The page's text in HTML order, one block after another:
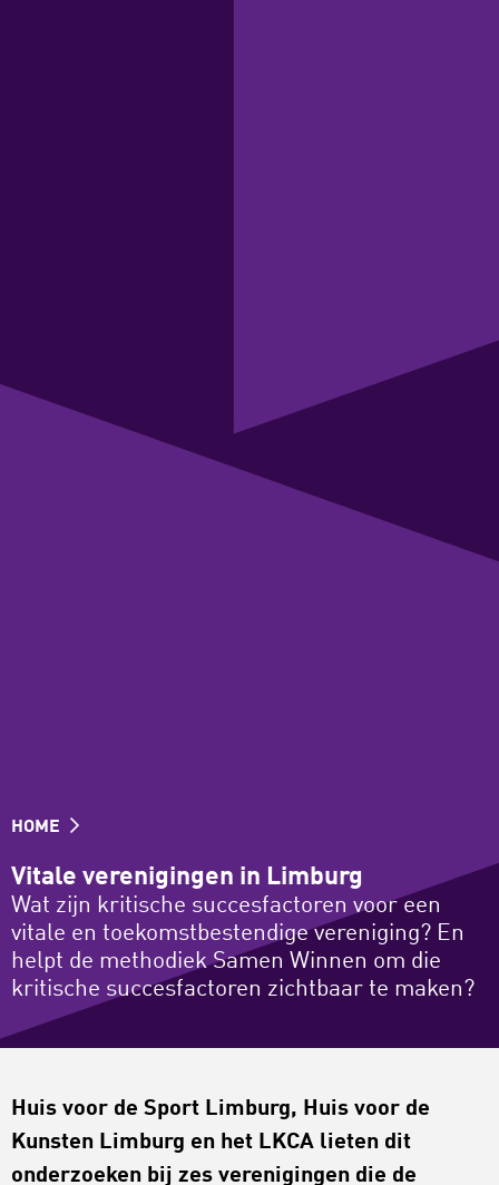
HOME
Vitale verenigingen in Limburg
Wat zijn kritische succesfactoren voor een
vitale en toekomstbestendige vereniging? En
helpt de methodiek Samen Winnen om die
kritische succesfactoren zichtbaar te maken?
Huis voor de Sport Limburg, Huis voor de
Kunsten Limburg en het LKCA lieten dit
onderzoeken bij zes verenigingen die de